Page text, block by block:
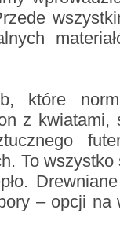
które
z kwiatami,
To
– opcji na